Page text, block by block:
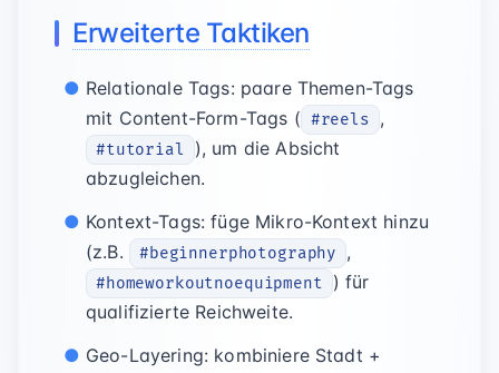
Erweiterte Taktiken
Relationale Tags: paare Themen-Tags
mit Content-Form-Tags ( #reels ,
#tutorial
), um die Absicht
abzugleichen.
Kontext-Tags: füge Mikro-Kontext hinzu
(z.B.
#beginnerphotography ,
#homeworkoutnoequipment
) für
qualifizierte Reichweite.
Geo-Layering: kombiniere Stadt +